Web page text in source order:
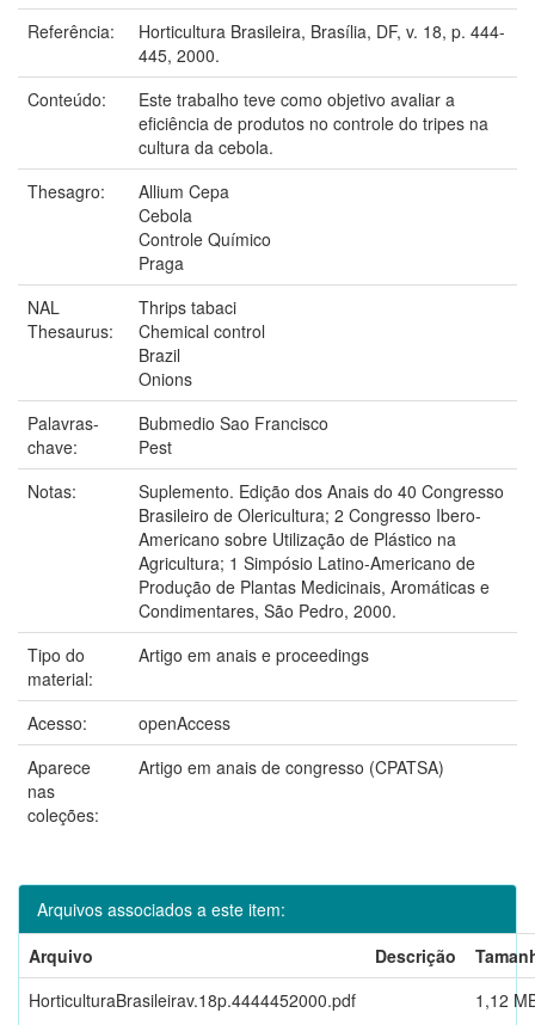
Referência:
Horticultura Brasileira, Brasília, DF, v. 18, p. 444-
445, 2000.
Conteúdo:
Este trabalho teve como objetivo avaliar a
eficiência de produtos no controle do tripes na
cultura da cebola.
Thesagro:
Allium Cepa
Cebola
Controle Químico
Praga
NAL
Thesaurus:
Thrips tabaci
Chemical control
Brazil
Onions
Palavras-
chave:
Bubmedio Sao Francisco
Pest
Notas:
Suplemento. Edição dos Anais do 40 Congresso
Brasileiro de Olericultura; 2 Congresso Ibero-
Americano sobre Utilização de Plástico na
Agricultura; 1 Simpósio Latino-Americano de
Produção de Plantas Medicinais, Aromáticas e
Condimentares, São Pedro, 2000.
Tipo do
material:
Artigo em anais e proceedings
Acesso:
openAccess
Aparece
nas
coleções:
Artigo em anais de congresso (CPATSA)
Arquivos associados a este item:
Arquivo
Descrição
HorticulturaBrasileirav.18p.4444452000.pdf
1,12